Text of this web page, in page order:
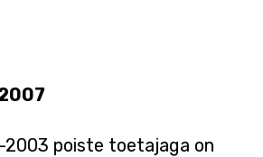
poiste toetajaga on